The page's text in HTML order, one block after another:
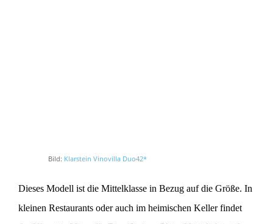
Bild: Klarstein Vinovilla Duo42*
Dieses Modell ist die Mittelklasse in Bezug auf die Größe. In
kleinen Restaurants oder auch im heimischen Keller findet